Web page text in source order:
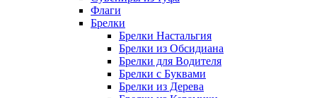
Флаги
Брелки
Брелки Настальгия
Брелки из Обсидиана
Брелки для Водителя
Брелки с Буквами
Брелки из Дерева